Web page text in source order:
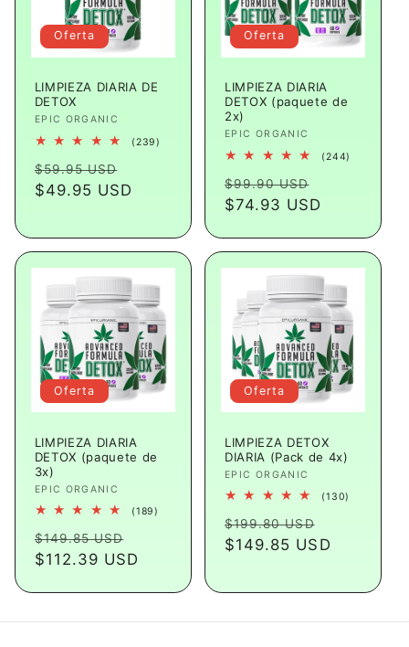
Oferta
LIMPIEZA DIARIA DE
DETOX
Proveedor:
EPIC ORGANIC
(239)
Precio
habitual
$59.95 USD
de
$49.95 USD
Oferta
LIMPIEZA DIARIA
DETOX (paquete de
2x)
Proveedor:
EPIC ORGANIC
(244)
Precio
habitual
$99.90 USD
de
$74.93 USD
Oferta
LIMPIEZA DIARIA
DETOX (paquete de
3x)
Proveedor:
EPIC ORGANIC
(189)
Precio
habitual
$149.85 USD
de
$112.39 USD
Oferta
LIMPIEZA DETOX
DIARIA (Pack de 4x)
Proveedor:
EPIC ORGANIC
(130)
Precio
habitual
$199.80 USD
de
$149.85 USD